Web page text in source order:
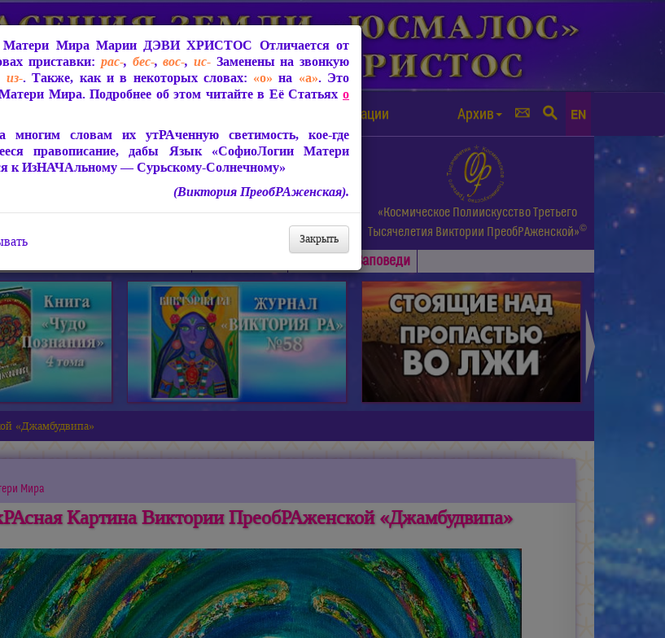
Защита от чипизации Архив EN
Мира
Живое Слово Матери Мира.
Статьи, Книги, Видео, Аудио и др.
«Космическое Полиискусство Третьего
Тысячелетия Виктории ПреобРАженской»©
Заповеди ►
«Джамбудвипа»
Мира
Картина Виктории ПреобРАженской «Джамбудвипа»
Матери Мира Марии ДЭВИ ХРИСТОС Отличается от
приставки: рас-, бес-,вос-, ис-Заменены на звонкую
из-. Также, как и в некоторых словах: «о» на «а». Это
Мира. Подробнее об этом читайте в Её Статьях о
многим словам их утРАченную светимость, кое-где
правописание, дабы Язык «СофиоЛогии Матери
к ИзНАЧАльному — Сурьскому-Солнечному»
(Виктория ПреобРАженская).
Закрыть